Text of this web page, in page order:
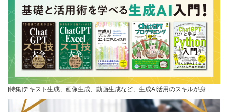
[特集]テキスト生成、画像生成、動画生成など、生成AI活用のスキルが身…